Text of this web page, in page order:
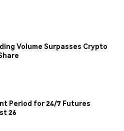
Volume Surpasses Crypto
Period for 24/7 Futures
26